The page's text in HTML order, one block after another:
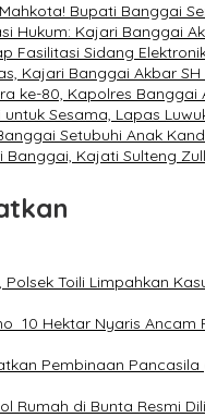
Bupati Banggai
Hukum: Kajari Banggai
Fasilitasi Sidang
Kajari Banggai Akbar
ke-80, Kapolres
untuk Sesama, Lapas
Setubuhi Anak
Banggai, Kajati Sulteng
Polsek Toili Limpahkan
10 Hektar Nyaris
Pembinaan
Rumah di Bunta Resmi